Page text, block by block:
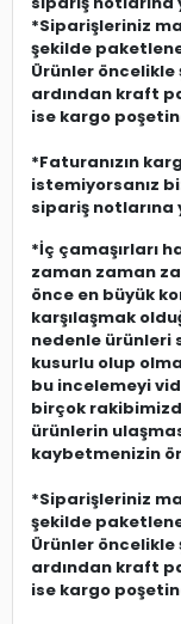
*Siparişleriniz
şekilde
Ürünler
ardından kraft
ise kargo
*Faturanızın
istemiyorsanız
sipariş
*İç çamaşırları
zaman zaman
önce en büyük
karşılaşmak
nedenle ürünleri
kusurlu olup
bu incelemeyi
birçok
ürünlerin
kaybetmenizin
*Siparişleriniz
şekilde
Ürünler
ardından kraft
ise kargo